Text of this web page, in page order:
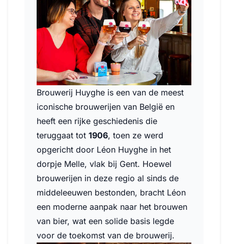
Brouwerij Huyghe is een van de meest
iconische brouwerijen van België en
heeft een rijke geschiedenis die
teruggaat tot 1906, toen ze werd
opgericht door Léon Huyghe in het
dorpje Melle, vlak bij Gent. Hoewel
brouwerijen in deze regio al sinds de
middeleeuwen bestonden, bracht Léon
een moderne aanpak naar het brouwen
van bier, wat een solide basis legde
voor de toekomst van de brouwerij.